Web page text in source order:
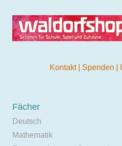
Kontakt Spenden
Fächer
Deutsch
Mathematik